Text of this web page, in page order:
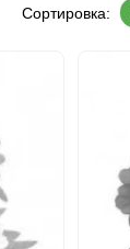
Сортировка: